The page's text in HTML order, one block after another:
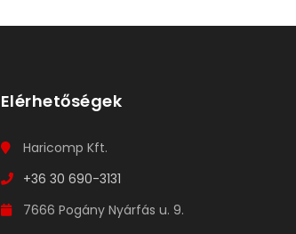
Elérhetőségek
Haricomp Kft.
+36 30 690-3131
7666 Pogány Nyárfás u. 9.